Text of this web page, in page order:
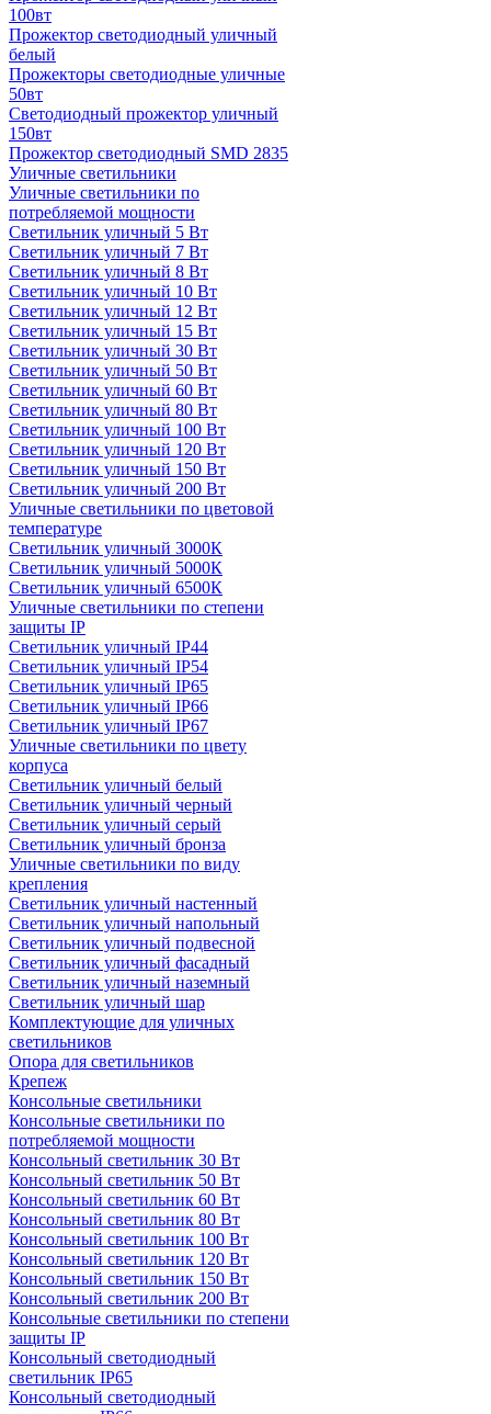
100вт
Прожектор светодиодный уличный
белый
Прожекторы светодиодные уличные
50вт
Светодиодный прожектор уличный
150вт
Прожектор светодиодный SMD 2835
Уличные светильники
Уличные светильники по
потребляемой мощности
Светильник уличный 5 Вт
Светильник уличный 7 Вт
Светильник уличный 8 Вт
Светильник уличный 10 Вт
Светильник уличный 12 Вт
Светильник уличный 15 Вт
Светильник уличный 30 Вт
Светильник уличный 50 Вт
Светильник уличный 60 Вт
Светильник уличный 80 Вт
Светильник уличный 100 Вт
Светильник уличный 120 Вт
Светильник уличный 150 Вт
Светильник уличный 200 Вт
Уличные светильники по цветовой
температуре
Cветильник уличный 3000К
Cветильник уличный 5000К
Cветильник уличный 6500К
Уличные светильники по степени
защиты IP
Светильник уличный IP44
Светильник уличный IP54
Светильник уличный IP65
Светильник уличный IP66
Светильник уличный IP67
Уличные светильники по цвету
корпуса
Светильник уличный белый
Светильник уличный черный
Светильник уличный серый
Светильник уличный бронза
Уличные светильники по виду
крепления
Светильник уличный настенный
Светильник уличный напольный
Светильник уличный подвесной
Светильник уличный фасадный
Светильник уличный наземный
Cветильник уличный шар
Комплектующие для уличных
светильников
Опора для светильников
Крепеж
Консольные светильники
Консольные светильники по
потребляемой мощности
Консольный светильник 30 Вт
Консольный светильник 50 Вт
Консольный светильник 60 Вт
Консольный светильник 80 Вт
Консольный светильник 100 Вт
Консольный светильник 120 Вт
Консольный светильник 150 Вт
Консольный светильник 200 Вт
Консольные светильники по степени
защиты IP
Консольный светодиодный
светильник IP65
Консольный светодиодный